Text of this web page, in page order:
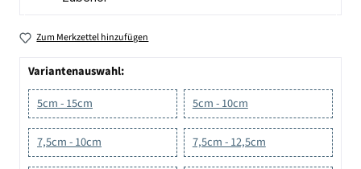
Zum Merkzettel hinzufügen
Variantenauswahl:
5cm - 15cm
5cm - 10cm
7,5cm - 10cm 7,5cm - 12,5cm